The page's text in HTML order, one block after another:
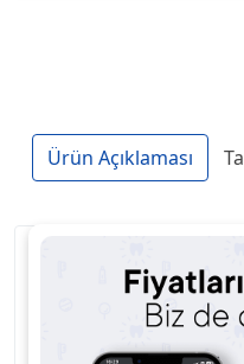
Ürün Açıklaması
Uzun dönem
Muhteşem